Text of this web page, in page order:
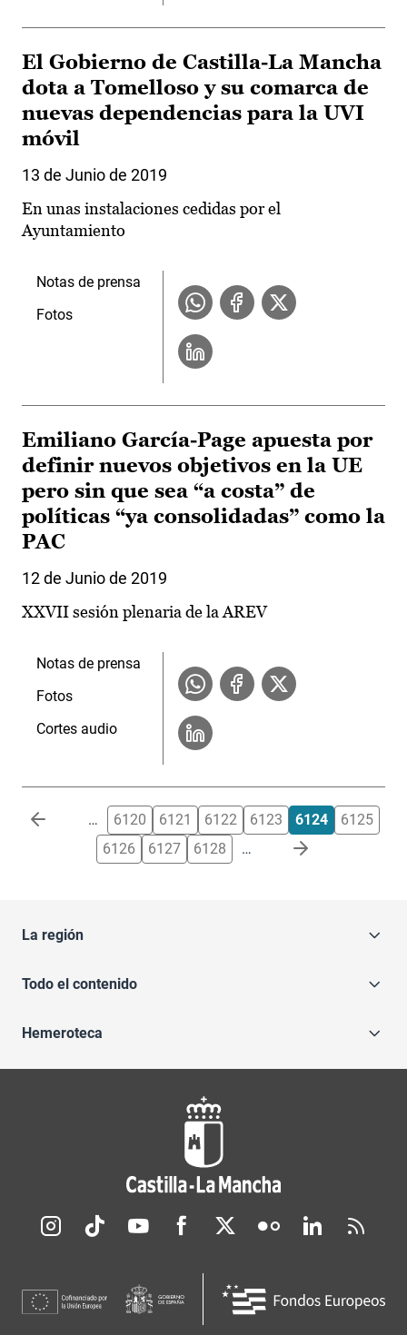
El Gobierno de Castilla-La Mancha
dota a Tomelloso y su comarca de
nuevas dependencias para la UVI
móvil
13 de Junio de 2019
En unas instalaciones cedidas por el
Ayuntamiento
Notas de prensa
Fotos
Emiliano García-Page apuesta por
definir nuevos objetivos en la UE
pero sin que sea “a costa” de
políticas “ya consolidadas” como la
PAC
12 de Junio de 2019
XXVII sesión plenaria de la AREV
Notas de prensa
Fotos
Cortes audio
Paginación … 6120 6121 6122 6123 6124
6125
6126
6127 6128 …
La región
Todo el contenido
Hemeroteca
Redes sociales JCCM